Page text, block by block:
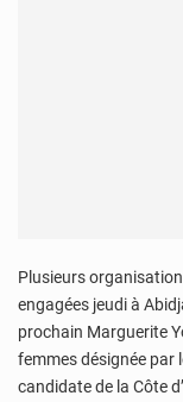
Plusieurs
engagées jeudi à
prochain Marguerite
femmes désignée par
candidate de la Côte